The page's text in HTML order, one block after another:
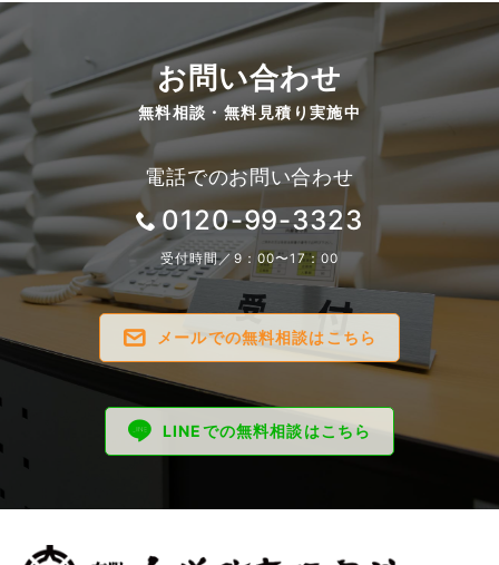
お問い合わせ
無料相談・無料見積り実施中
電話でのお問い合わせ
0120-99-3323
受付時間／9：00〜17：00
メールでの無料相談はこちら
LINEでの無料相談はこちら